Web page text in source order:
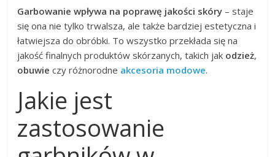
Garbowanie wpływa na poprawę jakości skóry – staje
się ona nie tylko trwalsza, ale także bardziej estetyczna i
łatwiejsza do obróbki. To wszystko przekłada się na
jakość finalnych produktów skórzanych, takich jak odzież,
obuwie czy różnorodne akcesoria modowe.
Jakie jest
zastosowanie